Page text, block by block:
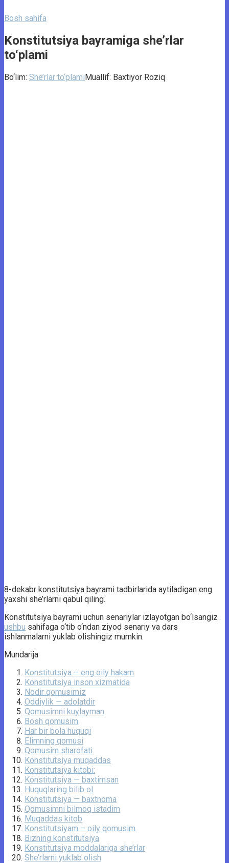
Bosh sahifa
Konstitutsiya bayramiga she’rlar
to‘plami
Bo‘lim: She’rlar to‘plamiMuallif: Baxtiyor Roziq
8-dekabr konstitutsiya bayrami tadbirlarida aytiladigan eng
yaxshi she’rlarni qabul qiling.
Konstitutsiya bayrami uchun senariylar izlayotgan bo‘lsangiz
ushbu sahifaga o‘tib o‘ndan ziyod senariy va dars
ishlanmalarni yuklab olishingiz mumkin.
Mundarija
Konstitutsiya – eng oily hakam
Konstitutsiya inson xizmatida
Nodir qomusimiz
Oddiylik — adolatdir
Qomusimni kuylayman
Bosh qomusim
Har bir bola huquqi
Elimning qomusi
Qomusim sharofati
Konstitutsiya muqaddas
Konstitutsiya kitobi:
Konstitutsiya — baxtimsan
Huquqlaring bilib ol
Konstitutsiya — baxtnoma
Qomusimni bilmoq istadim
Muqaddas kitob
Konstitutsiyam – oily qomusim
Bizning konstitutsiya
Konstitutsiya moddalariga she’rlar
She’rlarni yuklab olish